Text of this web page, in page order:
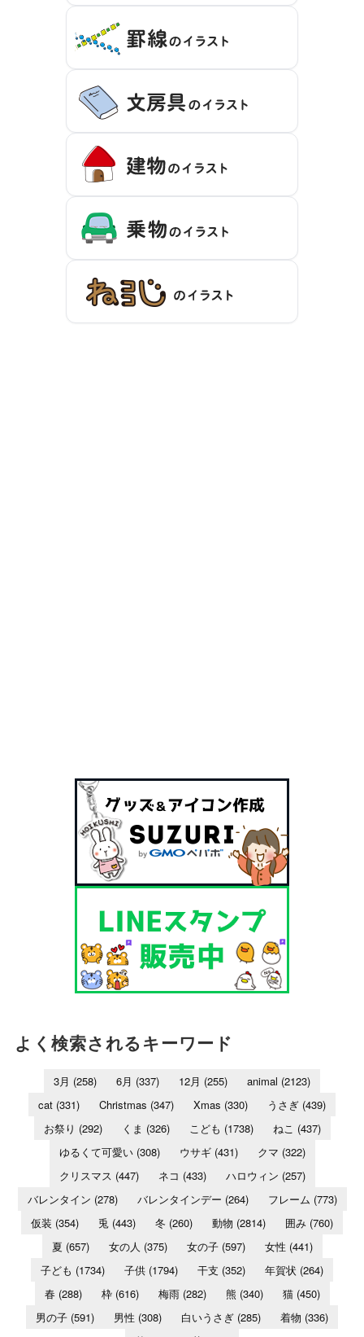
よく検索されるキーワード
3月 (258) 6月 (337) 12月 (255) animal (2123)
cat (331) Christmas (347) Xmas (330) うさぎ (439)
お祭り (292) くま (326) こども (1738) ねこ (437)
ゆるくて可愛い(308) ウサギ(431) クマ (322)
クリスマス (447) ネコ (433) ハロウィン (257)
バレンタイン (278) バレンタインデー (264) フレーム (773)
仮装 (354) 兎 (443) 冬 (260) 動物 (2814) 囲み (760)
夏 (657) 女の人 (375) 女の子(597) 女性 (441)
子ども (1734) 子供 (1794) 干支 (352) 年賀状 (264)
春(288) 枠(616) 梅雨(282) 熊 (340) 猫(450)
男の子 (591) 男性 (308) 白いうさぎ (285) 着物 (336)